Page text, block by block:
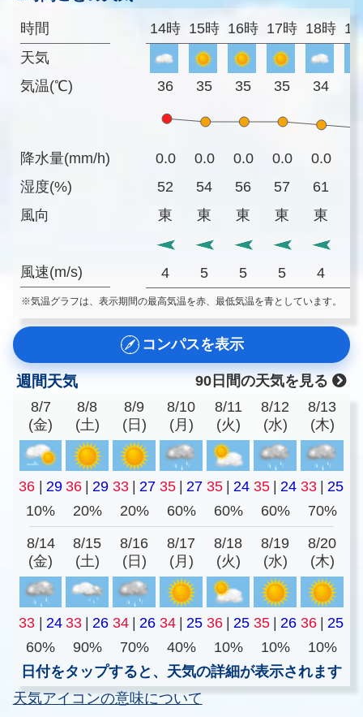
時間
天気
気温(℃)
降水量(mm/h)
湿度(%)
風向
風速(m/s)
14時 15時 16時 17時 18時
36 35 35 35 34
0.0 0.0 0.0 0.0 0.0
52
54 56 57 61
東
東 東 東 東
4 5 5 5 4
※気温グラフは、表示期間の最高気温を赤、最低気温を青としています。
コンパスを表示
週間天気
90日間の天気を見る
8/7
(金)
8/8
(土)
8/9
(日)
8/10
(月)
8/11
(火)
8/12
(水)
8/13
(木)
36 | 29 36 | 29 33 | 27 35 | 27 35 | 24 35 | 24 33 | 25
10%
20% 20% 60% 60% 60% 70%
8/14
(金)
8/15
(土)
8/16
(日)
8/17
(月)
8/18
(火)
8/19
(水)
8/20
(木)
33 | 24 33 | 26 34 | 26 34 | 25 36 | 25 35 | 26 36 | 25
60%
90% 70% 40% 10% 10%
10%
日付をタップすると、天気の詳細が表示されます
天気アイコンの意味について